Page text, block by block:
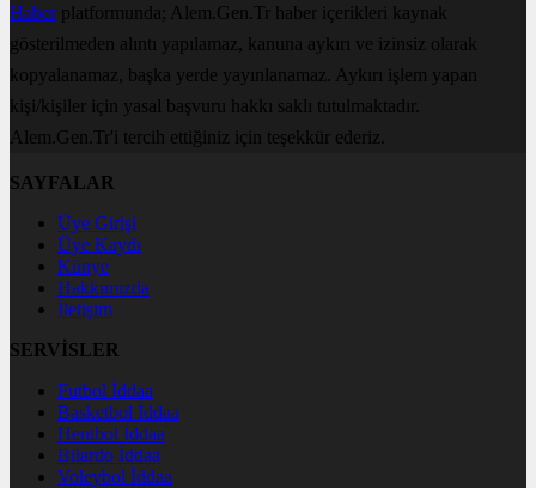
Haberplatformunda; Alem.Gen.Tr haber içerikleri kaynak
gösterilmeden alıntı yapılamaz, kanuna aykırı ve izinsiz olarak
kopyalanamaz, başka yerde yayınlanamaz. Aykırı işlem yapan
kişi/kişiler için yasal başvuru hakkı saklı tutulmaktadır.
Alem.Gen.Tr'i tercih ettiğiniz için teşekkür ederiz.
SAYFALAR
Üye Girişi
Üye Kaydı
Künye
Hakkımızda
İletişim
SERVİSLER
Futbol İddaa
Basketbol İddaa
Hentbol İddaa
Bilardo İddaa
Voleybol İddaa